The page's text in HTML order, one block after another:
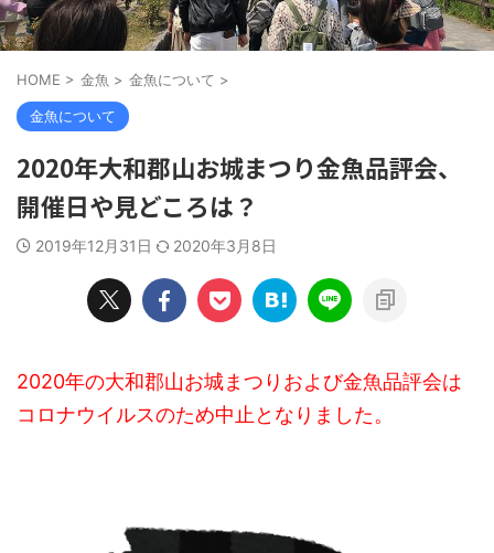
HOME > 金魚 > 金魚について >
金魚について
2020年大和郡山お城まつり金魚品評会、
開催日や見どころは？
2019年12月31日 2020年3月8日
2020年の大和郡山お城まつりおよび金魚品評会は
コロナウイルスのため中止となりました。